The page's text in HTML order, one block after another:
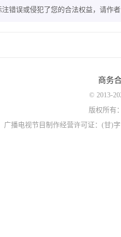
错误或侵犯了您的合法权益，请作
商务
© 2013-
版权所有
广播电视节目制作经营许可证：(甘)